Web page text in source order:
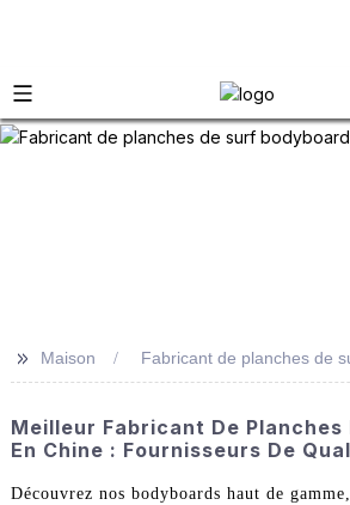
>> Maison Fabricant de planches de
Meilleur Fabricant De Planches
En Chine : Fournisseurs De
Découvrez nos bodyboards haut de